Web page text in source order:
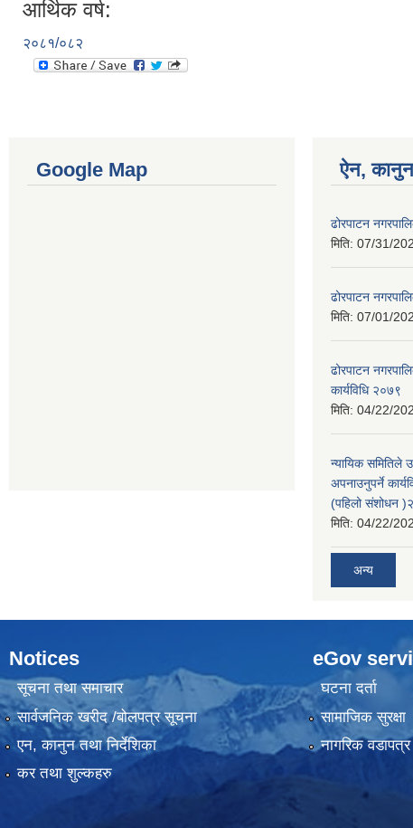
आर्थिक वर्ष:
२०८१/०८२
Google Map ऐन, कानुन
ढोरपाटन
मिति: 07/31/
ढोरपाटन
मिति: 07/01/
ढोरपाटन
कार्यविधि २०७९
मिति: 04/22/
न्यायिक समितिले
अपनाउनुपर्ने
(पहिलो संशोधन
मिति: 04/22/
अन्य
Notices
सूचना तथा समाचार
सार्वजनिक खरीद /बोलपत्र सूचना
एन, कानुन तथा निर्देशिका
कर तथा शुल्कहरु
eGov
घटना दर्ता
सामाजिक सुरक्षा
नागरिक वडापत्र